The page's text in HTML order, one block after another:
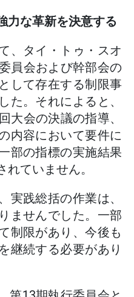
力な革新を決意する
、タイ・トゥ・スオ
員会および幹部会の
して存在する制限事
た。それによると、
大会の決議の指導、
内容において要件に
部の指標の実施結果
ていません。
実践総括の作業は、
ませんでした。一部
制限があり、今後も
継続する必要があり